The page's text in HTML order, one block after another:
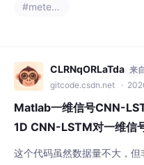
伏系统的优化设计和性能评估
据。更高精度的光伏电池模
建模与仿真光伏电池在实际环
希望本文对您有所帮助，如
#metersphere
CLRNqORLaTda 来
gitcode.csdn.net ·
Matlab一维信号CNN-
1D CNN-LSTM对一维信
号、心...
这个代码虽然数据量不大，但